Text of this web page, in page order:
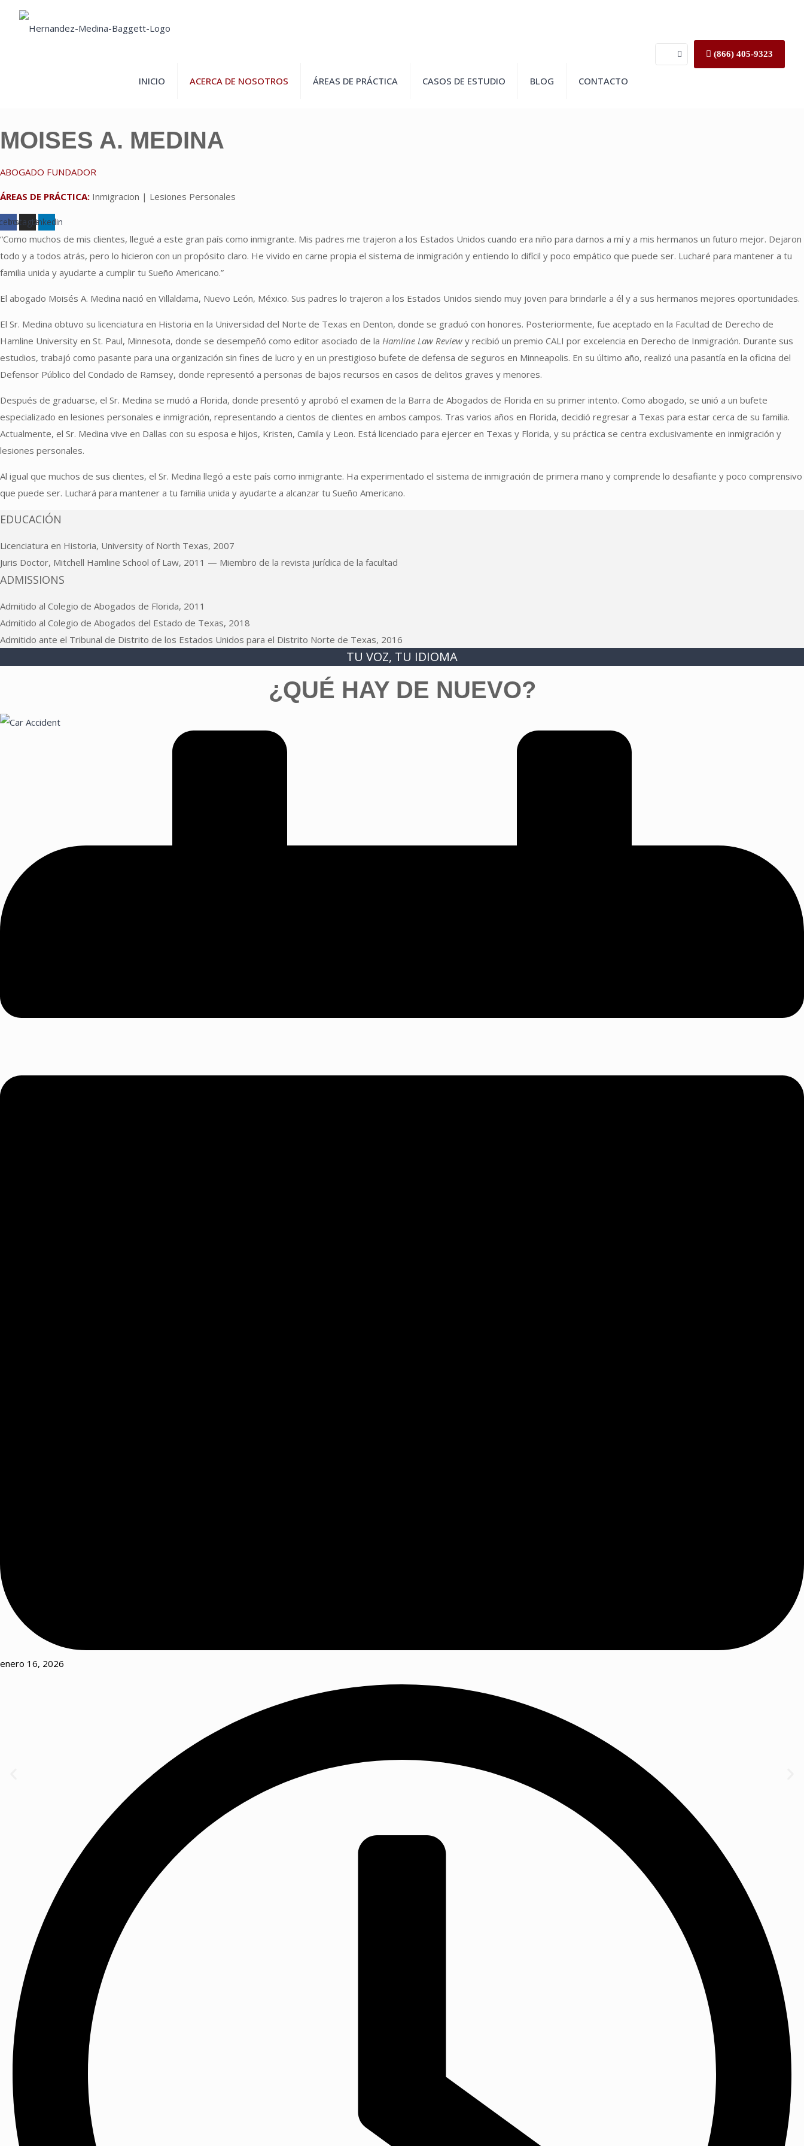
INICIO ACERCA DE NOSOTROS ÁREAS DE PRÁCTICA CASOS DE ESTUDIO BLOG CONTACTO
(866) 405-9323
MOISES A. MEDINA
ABOGADO FUNDADOR
ÁREAS DE PRÁCTICA: Inmigracion | Lesiones Personales
InstagramLinkedin
“Como muchos de mis clientes, llegué a este gran país como inmigrante. Mis padres me trajeron a los Estados Unidos cuando era niño para darnos a mí y a mis hermanos un futuro mejor. Dejaron
todo y a todos atrás, pero lo hicieron con un propósito claro. He vivido en carne propia el sistema de inmigración y entiendo lo difícil y poco empático que puede ser. Lucharé para mantener a tu
familia unida y ayudarte a cumplir tu Sueño Americano.”
El abogado Moisés A. Medina nació en Villaldama, Nuevo León, México. Sus padres lo trajeron a los Estados Unidos siendo muy joven para brindarle a él y a sus hermanos mejores oportunidades.
El Sr. Medina obtuvo su licenciatura en Historia en la Universidad del Norte de Texas en Denton, donde se graduó con honores. Posteriormente, fue aceptado en la Facultad de Derecho de
Hamline University en St. Paul, Minnesota, donde se desempeñó como editor asociado de la Hamline Law Review y recibió un premio CALI por excelencia en Derecho de Inmigración. Durante sus
estudios, trabajó como pasante para una organización sin fines de lucro y en un prestigioso bufete de defensa de seguros en Minneapolis. En su último año, realizó una pasantía en la oficina del
Defensor Público del Condado de Ramsey, donde representó a personas de bajos recursos en casos de delitos graves y menores.
Después de graduarse, el Sr. Medina se mudó a Florida, donde presentó y aprobó el examen de la Barra de Abogados de Florida en su primer intento. Como abogado, se unió a un bufete
especializado en lesiones personales e inmigración, representando a cientos de clientes en ambos campos. Tras varios años en Florida, decidió regresar a Texas para estar cerca de su familia.
Actualmente, el Sr. Medina vive en Dallas con su esposa e hijos, Kristen, Camila y Leon. Está licenciado para ejercer en Texas y Florida, y su práctica se centra exclusivamente en inmigración y
lesiones personales.
Al igual que muchos de sus clientes, el Sr. Medina llegó a este país como inmigrante. Ha experimentado el sistema de inmigración de primera mano y comprende lo desafiante y poco comprensivo
que puede ser. Luchará para mantener a tu familia unida y ayudarte a alcanzar tu Sueño Americano.
EDUCACIÓN
Licenciatura en Historia, University of North Texas, 2007
Juris Doctor, Mitchell Hamline School of Law, 2011 — Miembro de la revista jurídica de la facultad
ADMISSIONS
Admitido al Colegio de Abogados de Florida, 2011
Admitido al Colegio de Abogados del Estado de Texas, 2018
Admitido ante el Tribunal de Distrito de los Estados Unidos para el Distrito Norte de Texas, 2016
TU VOZ, TU IDIOMA
¿QUÉ HAY DE NUEVO?
enero 16, 2026